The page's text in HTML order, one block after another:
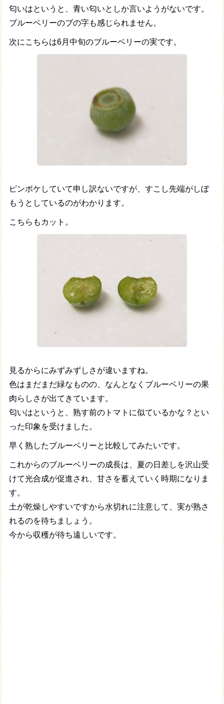
匂いはというと、青い匂いとしか言いようがないです。
ブルーベリーのブの字も感じられません。
次にこちらは6月中旬のブルーベリーの実です。
ピンボケしていて申し訳ないですが、すこし先端がしぼ
もうとしているのがわかります。
こちらもカット。
見るからにみずみずしさが違いますね。
色はまだまだ緑なものの、なんとなくブルーベリーの果
肉らしさが出てきています。
匂いはというと、熟す前のトマトに似ているかな？とい
った印象を受けました。
早く熟したブルーベリーと比較してみたいです。
これからのブルーベリーの成長は、夏の日差しを沢山受
けて光合成が促進され、甘さを蓄えていく時期になりま
す。
土が乾燥しやすいですから水切れに注意して、実が熟さ
れるのを待ちましょう。
今から収穫が待ち遠しいです。